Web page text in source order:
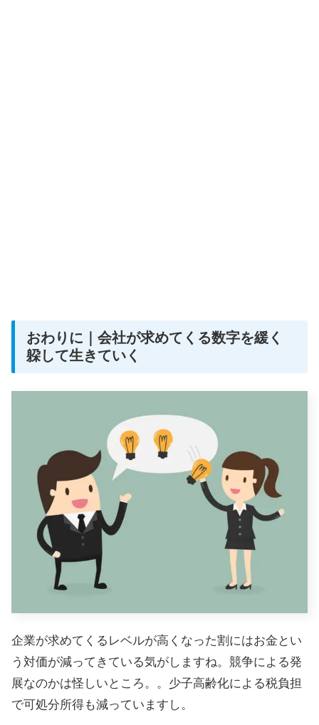
おわりに｜会社が求めてくる数字を緩く
躱して生きていく
企業が求めてくるレベルが高くなった割にはお金とい
う対価が減ってきている気がしますね。競争による発
展なのかは怪しいところ。。少子高齢化による税負担
で可処分所得も減っていますし。